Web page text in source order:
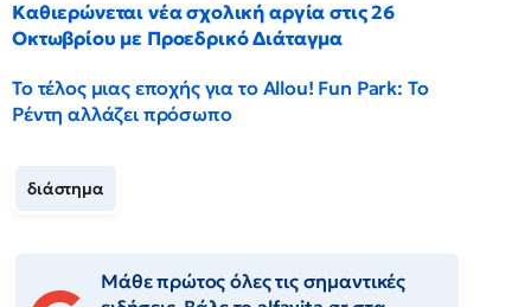
Καθιερώνεται νέα σχολική αργία στις 26
Οκτωβρίου με Προεδρικό Διάταγμα
Το τέλος μιας εποχής για το Allou! Fun Park: Το
Ρέντη αλλάζει πρόσωπο
διάστημα
Μάθε πρώτος όλες τις σημαντικές